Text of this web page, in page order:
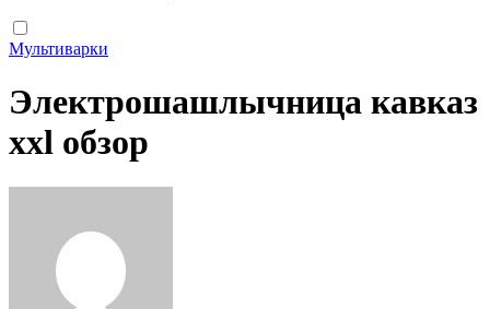
Мультиварки
Электрошашлычница кавказ
xxl обзор